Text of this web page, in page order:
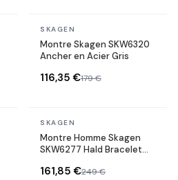
En stock
SKAGEN
Montre Skagen SKW6320
Ancher en Acier Gris
116,35 €179 €
En stock
SKAGEN
Montre Homme Skagen
SKW6277 Hald Bracelet
161,85 €249 €